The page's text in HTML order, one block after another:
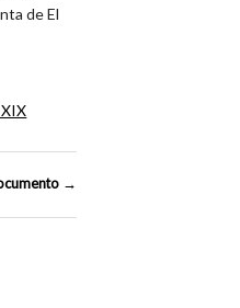
de El
→